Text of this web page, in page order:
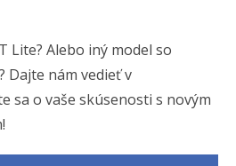
Lite? Alebo iný model so
Dajte nám vedieť v
sa o vaše skúsenosti s novým